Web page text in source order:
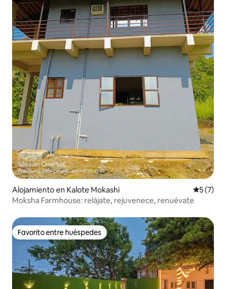
Alojamiento en Kalote Mokashi
5 (7)
Moksha Farmhouse: relájate, rejuvenece, renuévate
Favorito entre huéspedes
Favorito entre huéspedes